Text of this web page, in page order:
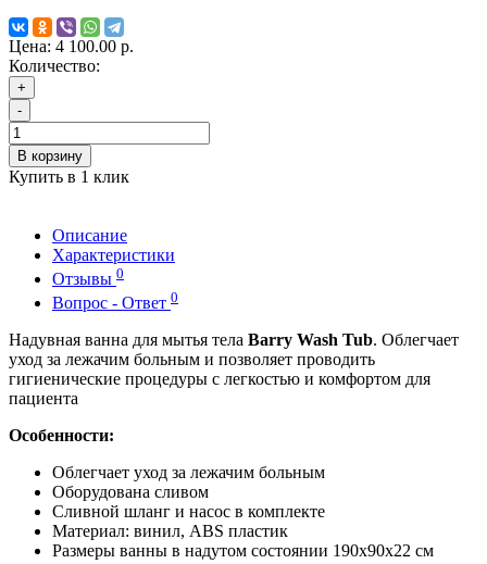
Цена: 4 100.00 р.
Количество:
+
-
В корзину
Купить в 1 клик
Описание
Характеристики
Отзывы 0
Вопрос - Ответ 0
Надувная ванна для мытья тела Barry Wash Tub. Облегчает
уход за лежачим больным и позволяет проводить
гигиенические процедуры с легкостью и комфортом для
пациента
Особенности:
Облегчает уход за лежачим больным
Оборудована сливом
Сливной шланг и насос в комплекте
Материал: винил, ABS пластик
Размеры ванны в надутом состоянии 190x90x22 см